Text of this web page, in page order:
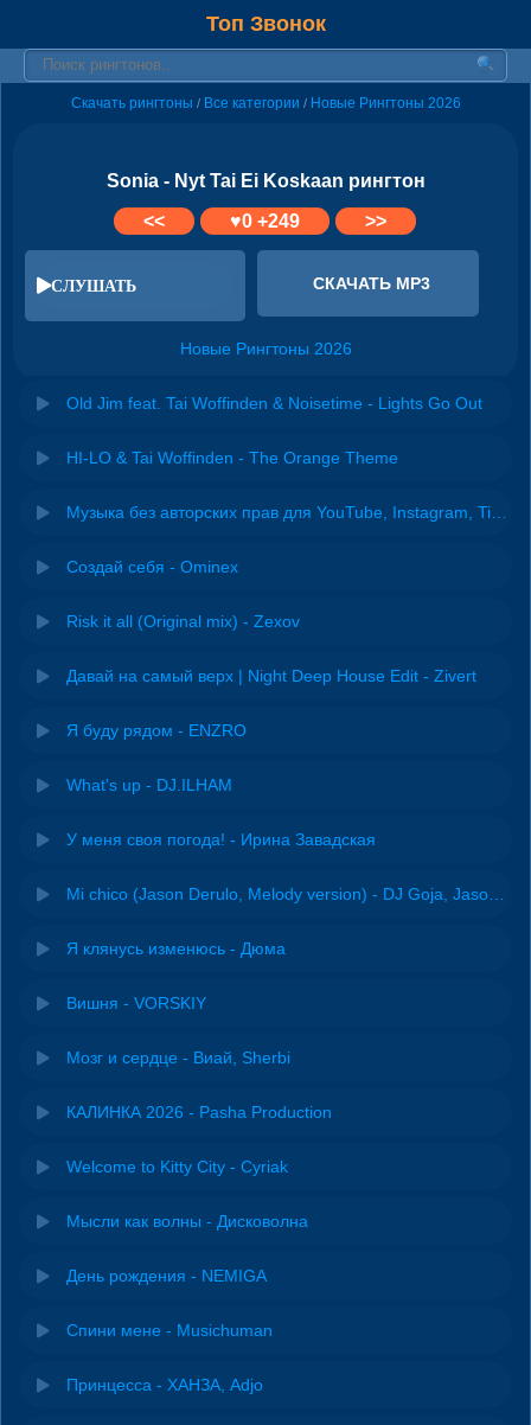
Топ Звонок
Скачать рингтоны / Все категории / Новые Рингтоны 2026
Sonia - Nyt Tai Ei Koskaan рингтон
<<
♥0+249 >>
СЛУШАТЬ СКАЧАТЬ MP3
Новые Рингтоны 2026
Old Jim feat. Tai Woffinden & Noisetime - Lights Go Out
HI-LO & Tai Woffinden - The Orange Theme
Создай себя - Ominex
Risk it all (Original mix) - Zexov
Давай на самый верх | Night Deep House Edit - Zivert
Я буду рядом - ENZRO
What's up - DJ.ILHAM
У меня своя погода! - Ирина Завадская
Я клянусь изменюсь - Дюма
Вишня - VORSKIY
Мозг и сердце - Виай, Sherbi
КАЛИНКА 2026 - Pasha Production
Welcome to Kitty City - Cyriak
Мысли как волны - Дисковолна
День рождения - NEMIGA
Спини мене - Musichuman
Принцесса - ХАНЗА, Adjo